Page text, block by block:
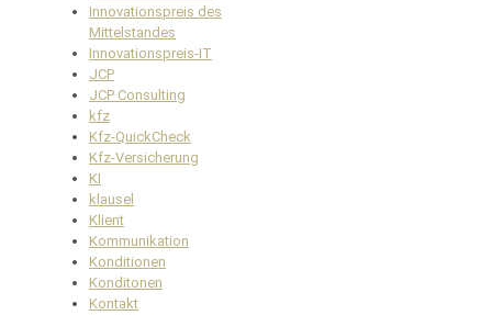
Innovationspreis des
Mittelstandes
Innovationspreis-IT
JCP
JCP Consulting
kfz
Kfz-QuickCheck
Kfz-Versicherung
KI
klausel
Klient
Kommunikation
Konditionen
Konditonen
Kontakt